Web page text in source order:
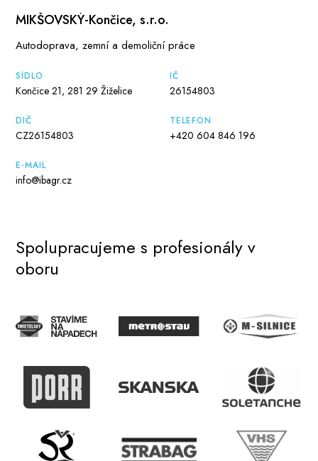
MIKŠOVSKÝ-Končice, s.r.o.
Autodoprava, zemní a demoliční práce
SÍDLO
Končice 21, 281 29 Žiželice
IČ
26154803
DIČ
CZ26154803
TELEFON
+420 604 846 196
E-MAIL
info@ibagr.cz
Spolupracujeme s profesionály v
oboru